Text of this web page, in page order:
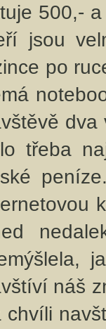
500,-
jsou
po
dva
třeba
náš
chvíli